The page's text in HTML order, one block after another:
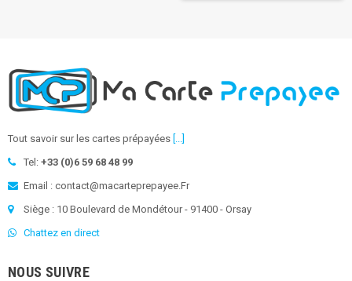
Tout savoir sur les cartes prépayées [...]
Tel: +33 (0)6 59 68 48 99
Email : contact@macarteprepayee.Fr
Siège : 10 Boulevard de Mondétour - 91400 - Orsay
Chattez en direct
NOUS SUIVRE